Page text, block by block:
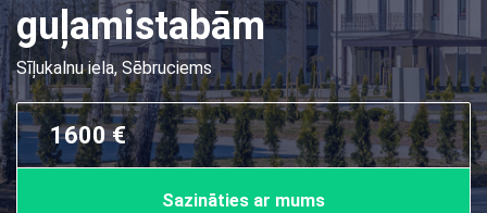
guļamistabām
Sīļukalnu iela, Sēbruciems
1600 €
Sazināties ar mums